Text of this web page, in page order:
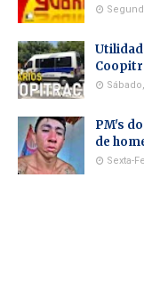
PM's
de
Sexta-